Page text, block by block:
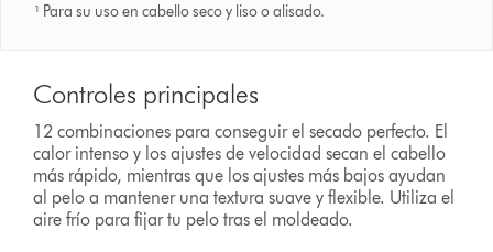
¹ Para su uso en cabello seco y liso o alisado.
Controles principales
12 combinaciones para conseguir el secado perfecto. El
calor intenso y los ajustes de velocidad secan el cabello
más rápido, mientras que los ajustes más bajos ayudan
al pelo a mantener una textura suave y flexible. Utiliza el
aire frío para fijar tu pelo tras el moldeado.